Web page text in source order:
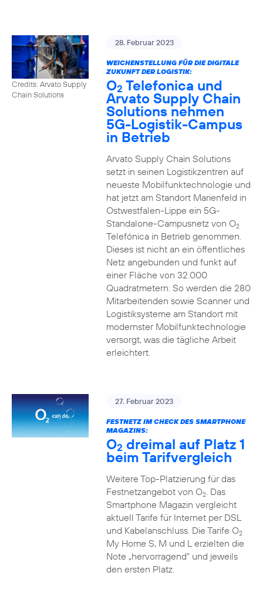
Credits: Arvato Supply
Chain Solutions
28. Februar 2023
WEICHENSTELLUNG FÜR DIE DIGITALE
ZUKUNFT DER LOGISTIK:
O2 Telefonica und
Arvato Supply Chain
Solutions nehmen
5G-Logistik-Campus
in Betrieb
Arvato Supply Chain Solutions
setzt in seinen Logistikzentren auf
neueste Mobilfunktechnologie und
hat jetzt am Standort Marienfeld in
Ostwestfalen-Lippe ein 5G-
Standalone-Campusnetz von O2
Telefónica in Betrieb genommen.
Dieses ist nicht an ein öffentliches
Netz angebunden und funkt auf
einer Fläche von 32.000
Quadratmetern. So werden die 280
Mitarbeitenden sowie Scanner und
Logistiksysteme am Standort mit
modernster Mobilfunktechnologie
versorgt, was die tägliche Arbeit
erleichtert.
27. Februar 2023
FESTNETZ IM CHECK DES SMARTPHONE
MAGAZINS:
O2 dreimal auf Platz 1
beim Tarifvergleich
Weitere Top-Platzierung für das
Festnetzangebot von O2. Das
Smartphone Magazin vergleicht
aktuell Tarife für Internet per DSL
und Kabelanschluss. Die Tarife O2
My Home S, M und L erzielten die
Note „hervorragend“ und jeweils
den ersten Platz.